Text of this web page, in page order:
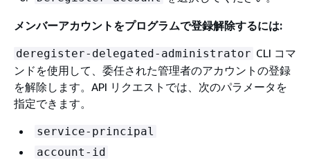
メンバーアカウントをプログラムで登録解除するには:
deregister-delegated-administrator CLI コマ
ンドを使用して、委任された管理者のアカウントの登録
を解除します。API リクエストでは、次のパラメータを
指定できます。
service-principal
account-id